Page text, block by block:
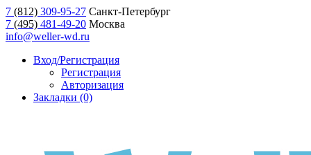
7 (812) 309-95-27 Санкт-Петербург
7 (495) 481-49-20 Москва
info@weller-wd.ru
Вход/Регистрация
Регистрация
Авторизация
Закладки (0)